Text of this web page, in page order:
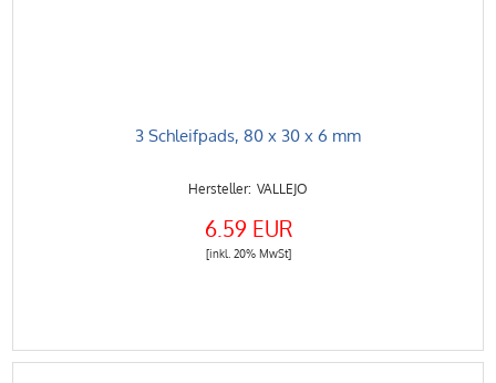
3 Schleifpads, 80 x 30 x 6 mm
VALLEJO
6.59 EUR
[inkl. 20% MwSt]